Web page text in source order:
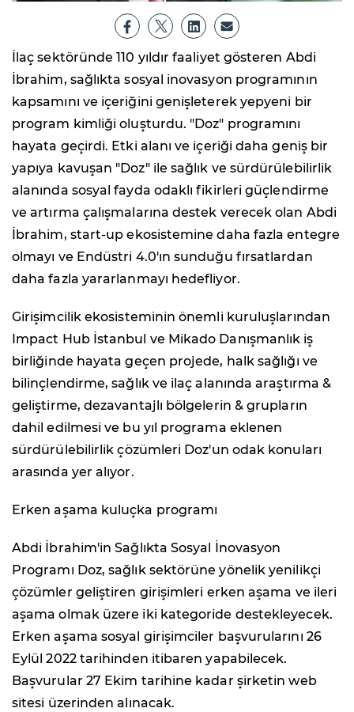
İlaç sektöründe 110 yıldır faaliyet gösteren Abdi
İbrahim, sağlıkta sosyal inovasyon programının
kapsamını ve içeriğini genişleterek yepyeni bir
program kimliği oluşturdu. "Doz" programını
hayata geçirdi. Etki alanı ve içeriği daha geniş bir
yapıya kavuşan "Doz" ile sağlık ve sürdürülebilirlik
alanında sosyal fayda odaklı fikirleri güçlendirme
ve artırma çalışmalarına destek verecek olan Abdi
İbrahim, start-up ekosistemine daha fazla entegre
olmayı ve Endüstri 4.0'ın sunduğu fırsatlardan
daha fazla yararlanmayı hedefliyor.
Girişimcilik ekosisteminin önemli kuruluşlarından
Impact Hub İstanbul ve Mikado Danışmanlık iş
birliğinde hayata geçen projede, halk sağlığı ve
bilinçlendirme, sağlık ve ilaç alanında araştırma &
geliştirme, dezavantajlı bölgelerin & grupların
dahil edilmesi ve bu yıl programa eklenen
sürdürülebilirlik çözümleri Doz'un odak konuları
arasında yer alıyor.
Erken aşama kuluçka programı
Abdi İbrahim'in Sağlıkta Sosyal İnovasyon
Programı Doz, sağlık sektörüne yönelik yenilikçi
çözümler geliştiren girişimleri erken aşama ve ileri
aşama olmak üzere iki kategoride destekleyecek.
Erken aşama sosyal girişimciler başvurularını 26
Eylül 2022 tarihinden itibaren yapabilecek.
Başvurular 27 Ekim tarihine kadar şirketin web
sitesi üzerinden alınacak.